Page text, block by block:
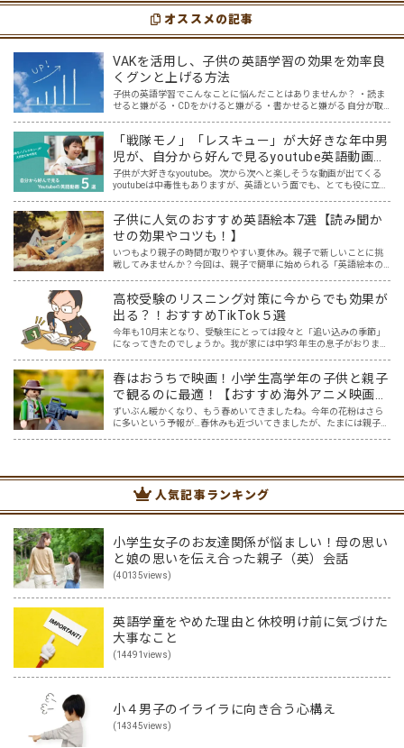
youtubeやゲーム、アプリだ…
スメの「youtube動画」を紹介します…
オススメの記事
VAKを活用し、子供の英語学習の効果を効率良
くグンと上げる方法
子供の英語学習でこんなことに悩んだことはありませんか？ ・読ま
せると嫌がる ・CDをかけると嫌がる ・書かせると嫌がる 自分が取
「戦隊モノ」「レスキュー」が大好きな年中男
児が、自分から好んで見るyoutube英語動画５
選
子供が大好きなyoutube。 次から次へと楽しそうな動画が出てくる
youtubeは中毒性もありますが、英語という面でも、とても役に立つ
子供に人気のおすすめ英語絵本7選【読み聞か
せの効果やコツも！】
いつもより親子の時間が取りやすい夏休み。親子で新しいことに挑
戦してみませんか？今回は、親子で簡単に始められる「英語絵本の
高校受験のリスニング対策に今からでも効果が
出る？！おすすめTikTok５選
今年も10月末となり、受験生にとっては段々と「追い込みの季節」
になってきたのでしょうか。我が家には中学3年生の息子がおりま
春はおうちで映画！小学生高学年の子供と親子
で観るのに最適！【おすすめ海外アニメ映画５
選】
ずいぶん暖かくなり、もう春めいてきましたね。今年の花粉はさら
に多いという予報が…春休みも近づいてきましたが、たまには親子で
人気記事ランキング
小学生女子のお友達関係が悩ましい！母の思い
と娘の思いを伝え合った親子（英）会話
(40135views)
英語学童をやめた理由と休校明け前に気づけた
大事なこと
(14491views)
小４男子のイライラに向き合う心構え
(14345views)